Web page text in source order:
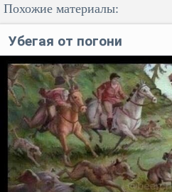
Код:
Похожие материалы:
Убегая от погони